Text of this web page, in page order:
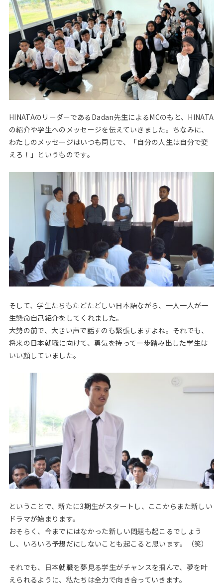
HINATAのリーダーであるDadan先生によるMCのもと、HINATA
の紹介や学生へのメッセージを伝えていきました。ちなみに、
わたしのメッセージはいつも同じで、「自分の人生は自分で変
えろ！」というものです。
そして、学生たちもたどたどしい日本語ながら、一人一人が一
生懸命自己紹介をしてくれました。
大勢の前で、大きい声で話すのも緊張しますよね。それでも、
将来の日本就職に向けて、勇気を持って一歩踏み出した学生は
いい顔していました。
ということで、新たに3期生がスタートし、ここからまた新しい
ドラマが始まります。
おそらく、今までにはなかった新しい問題も起こるでしょう
し、いろいろ予想だにしないことも起こると思います。（笑）
それでも、日本就職を夢見る学生がチャンスを掴んで、夢を叶
えられるように、私たちは全力で向き合っていきます。